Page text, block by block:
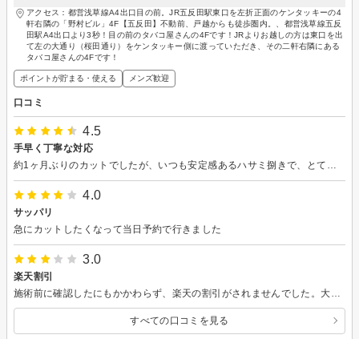
アクセス：都営浅草線A4出口目の前。JR五反田駅東口を左折正面のケンタッキーの4
軒右隣の「野村ビル」4F【五反田】不動前、戸越からも徒歩圏内。、都営浅草線五反
田駅A4出口より3秒！目の前のタバコ屋さんの4Fです！JRよりお越しの方は東口を出
て左の大通り（桜田通り）をケンタッキー側に渡っていただき、その二軒右隣にある
タバコ屋さんの4Fです！
ポイントが貯まる・使える メンズ歓迎
口コミ
4.5
手早く丁寧な対応
4.0
サッパリ
急にカットしたくなって当日予約で行きました
3.0
楽天割引
すべての口コミを見る